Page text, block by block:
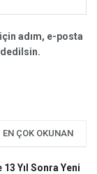
adım, e-posta
EN ÇOK OKUNAN
Yıl Sonra Yeni